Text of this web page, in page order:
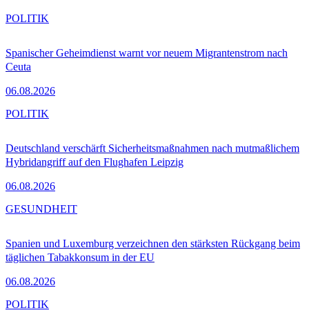
Spanischer Geheimdienst warnt vor neuem Migrantenstrom nach
Ceuta
06.08.2026
POLITIK
Deutschland verschärft Sicherheitsmaßnahmen nach mutmaßlichem
Hybridangriff auf den Flughafen Leipzig
06.08.2026
POLITIK
Spanien und Luxemburg verzeichnen den stärksten Rückgang beim
täglichen Tabakkonsum in der EU
06.08.2026
GESUNDHEIT
POLITIK